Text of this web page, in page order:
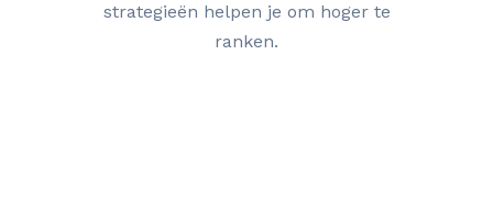
strategieën helpen je om hoger te
ranken.